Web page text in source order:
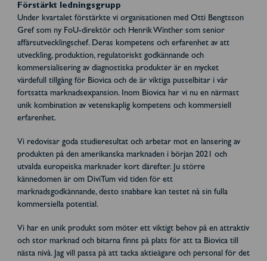
Förstärkt ledningsgrupp
Under kvartalet förstärkte vi organisationen med Otti Bengtsson
Gref som ny FoU-direktör och Henrik Winther som senior
affärsutvecklingschef. Deras kompetens och erfarenhet av att
utveckling, produktion, regulatoriskt godkännande och
kommersialisering av diagnostiska produkter är en mycket
värdefull tillgång för Biovica och de är viktiga pusselbitar i vår
fortsatta marknadsexpansion. Inom Biovica har vi nu en närmast
unik kombination av vetenskaplig kompetens och kommersiell
erfarenhet.
Vi redovisar goda studieresultat och arbetar mot en lansering av
produkten på den amerikanska marknaden i början 2021 och
utvalda europeiska marknader kort därefter. Ju större
kännedomen är om DiviTum vid tiden för ett
marknadsgodkännande, desto snabbare kan testet nå sin fulla
kommersiella potential.
Vi har en unik produkt som möter ett viktigt behov på en attraktiv
och stor marknad och bitarna finns på plats för att ta Biovica till
nästa nivå. Jag vill passa på att tacka aktieägare och personal för det